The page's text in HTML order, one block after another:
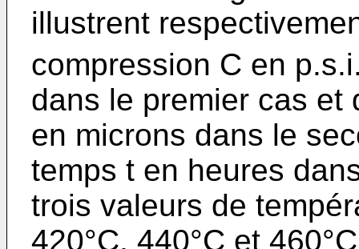
illustrent
compression C en
dans le premier cas et
en microns dans le
temps t en heures
trois valeurs de
420°C, 440°C et